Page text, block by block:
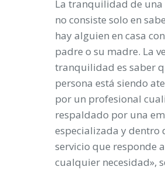
La tranquilidad de
no consiste solo en
hay alguien en casa
padre o su madre. La
tranquilidad es saber
persona está siendo
por un profesional
respaldado por una
especializada y dentro
servicio que responde
cualquier necesidad»,